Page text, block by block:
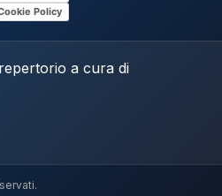
Policy
a cura di